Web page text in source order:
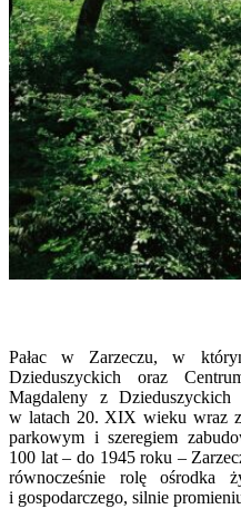
Pałac w Zarzeczu, w
Dzieduszyckich oraz
Magdaleny z
w latach 20. XIX wieku wraz z
parkowym i szeregiem
100 lat – do 1945 roku –
równocześnie rolę ośrodka
i gospodarczego, silnie